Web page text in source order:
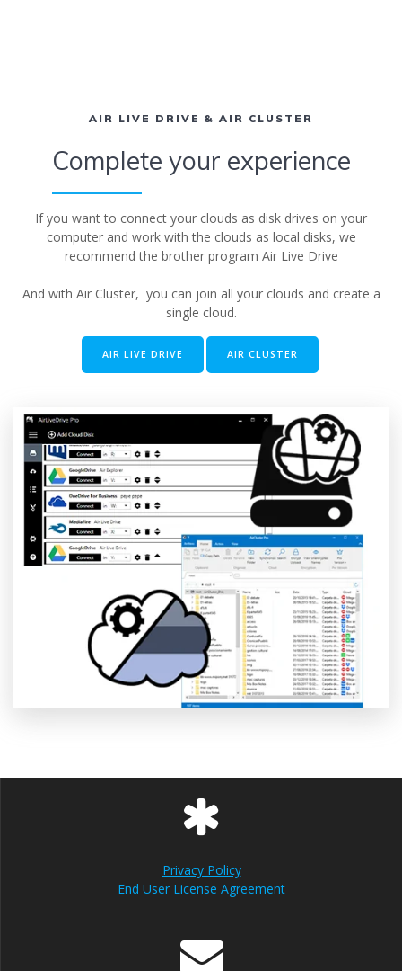
AIR LIVE DRIVE & AIR CLUSTER
Complete your experience
If you want to connect your clouds as disk drives on your
computer and work with the clouds as local disks, we
recommend the brother program Air Live Drive
And with Air Cluster, you can join all your clouds and create a
single cloud.
AIR LIVE DRIVE AIR CLUSTER
Privacy Policy
End User License Agreement